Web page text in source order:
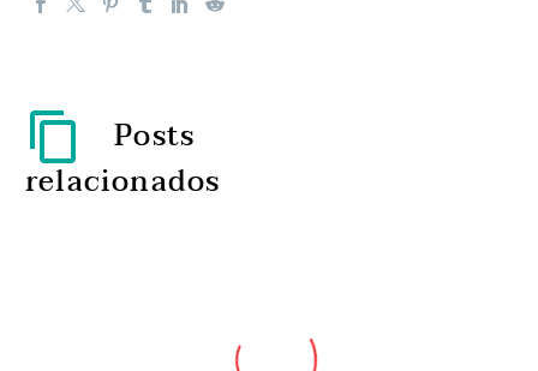
Posts
relacionados